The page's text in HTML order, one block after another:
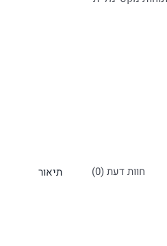
תיאור חוות דעת (0)